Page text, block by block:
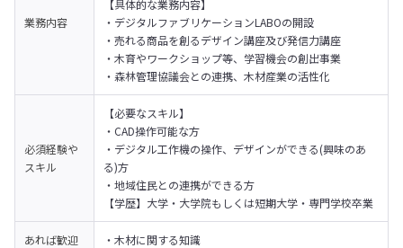
業務内容
【具体的な業務内容】
・デジタルファブリケーションLABOの開設
・売れる商品を創るデザイン講座及び発信力講座
・木育やワークショップ等、学習機会の創出事業
・森林管理協議会との連携、木材産業の活性化
必須経験や
スキル
【必要なスキル】
・CAD操作可能な方
・デジタル工作機の操作、デザインができる(興味のあ
る)方
・地域住民との連携ができる方
【学歴】大学・大学院もしくは短期大学・専門学校卒業
あれば歓迎
・木材に関する知識